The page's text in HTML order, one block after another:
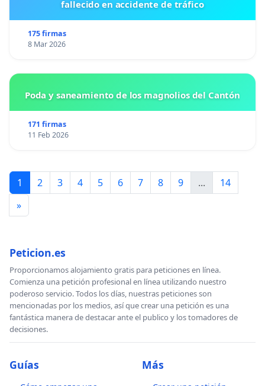
fallecido en accidente de tráfico
175 firmas
8 Mar 2026
Poda y saneamiento de los magnolios del Cantón
171 firmas
11 Feb 2026
1 2 3 4 5 6 7 8 9 ...
14
»
Peticion.es
Proporcionamos alojamiento gratis para peticiones en línea.
Comienza una petición profesional en línea utilizando nuestro
poderoso servicio. Todos los días, nuestras peticiones son
mencionadas por los medios, así que crear una petición es una
fantástica manera de destacar ante el publico y los tomadores de
decisiones.
Guías Más